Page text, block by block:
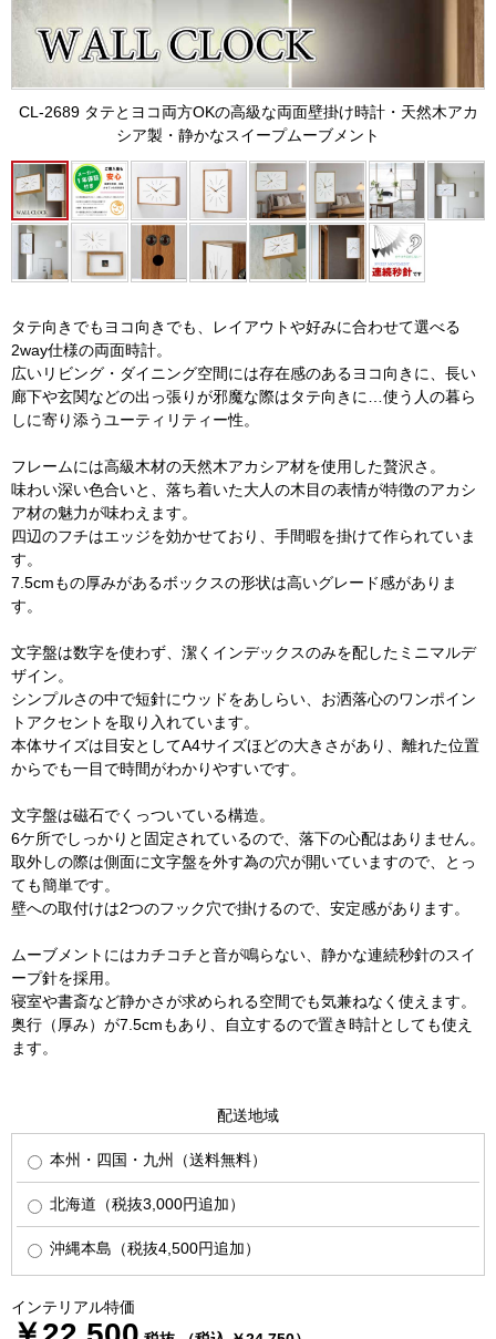
CL-2689 タテとヨコ両方OKの高級な両面壁掛け時計・天然木アカ
シア製・静かなスイープムーブメント
タテ向きでもヨコ向きでも、レイアウトや好みに合わせて選べる
2way仕様の両面時計。
広いリビング・ダイニング空間には存在感のあるヨコ向きに、長い
廊下や玄関などの出っ張りが邪魔な際はタテ向きに…使う人の暮ら
しに寄り添うユーティリティー性。
フレームには高級木材の天然木アカシア材を使用した贅沢さ。
味わい深い色合いと、落ち着いた大人の木目の表情が特徴のアカシ
ア材の魅力が味わえます。
四辺のフチはエッジを効かせており、手間暇を掛けて作られていま
す。
7.5cmもの厚みがあるボックスの形状は高いグレード感がありま
す。
文字盤は数字を使わず、潔くインデックスのみを配したミニマルデ
ザイン。
シンプルさの中で短針にウッドをあしらい、お洒落心のワンポイン
トアクセントを取り入れています。
本体サイズは目安としてA4サイズほどの大きさがあり、離れた位置
からでも一目で時間がわかりやすいです。
文字盤は磁石でくっついている構造。
6ケ所でしっかりと固定されているので、落下の心配はありません。
取外しの際は側面に文字盤を外す為の穴が開いていますので、とっ
ても簡単です。
壁への取付けは2つのフック穴で掛けるので、安定感があります。
ムーブメントにはカチコチと音が鳴らない、静かな連続秒針のスイ
ープ針を採用。
寝室や書斎など静かさが求められる空間でも気兼ねなく使えます。
奥行（厚み）が7.5cmもあり、自立するので置き時計としても使え
ます。
配送地域
本州・四国・九州（送料無料）
北海道（税抜3,000円追加）
沖縄本島（税抜4,500円追加）
インテリアル特価